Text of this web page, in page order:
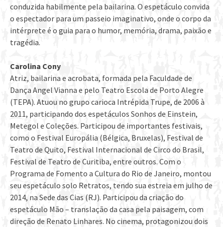
conduzida habilmente pela bailarina. O espetáculo convida
o espectador para um passeio imaginativo, onde o corpo da
intérprete é o guia para o humor, memória, drama, paixão e
tragédia.
Carolina Cony
Atriz, bailarina e acrobata, formada pela Faculdade de
Dança Angel Vianna e pelo Teatro Escola de Porto Alegre
(TEPA). Atuou no grupo carioca Intrépida Trupe, de 2006 à
2011, participando dos espetáculos Sonhos de Einstein,
Metegol e Coleções. Participou de importantes festivais,
como o Festival Europália (Bélgica, Bruxelas), Festival de
Teatro de Quito, Festival Internacional de Circo do Brasil,
Festival de Teatro de Curitiba, entre outros. Com o
Programa de Fomento a Cultura do Rio de Janeiro, montou
seu espetáculo solo Retratos, tendo sua estreia em julho de
2014, na Sede das Cias (RJ). Participou da criação do
espetáculo Mão – translação da casa pela paisagem, com
direção de Renato Linhares. No cinema, protagonizou dois